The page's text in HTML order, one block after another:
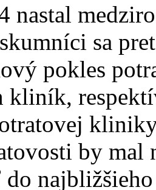
nastal
sa
pokles
kliník,
by mal